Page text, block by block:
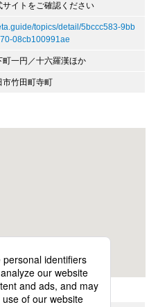
サイトをご確認ください
topics/detail/5bccc583-9bb
08cb100991ae
町一円／十六羅漢ほか
市竹田町寺町